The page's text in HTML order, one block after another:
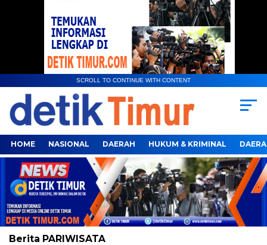
SCROLL TO CONTINUE WITH CONTENT
HOME NASIONAL DAERAH HUKUM & KRIMINAL
Berita PARIWISATA